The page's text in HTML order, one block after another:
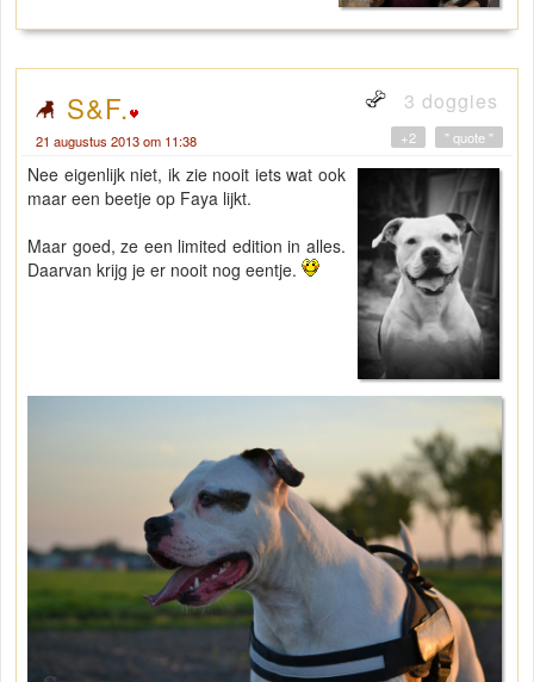
S&F. 3 doggies
21 augustus 2013 om 11:38 " quote "
+2
Nee eigenlijk niet, ik zie nooit iets wat ook
maar een beetje op Faya lijkt.
Maar goed, ze een limited edition in alles.
Daarvan krijg je er nooit nog eentje.